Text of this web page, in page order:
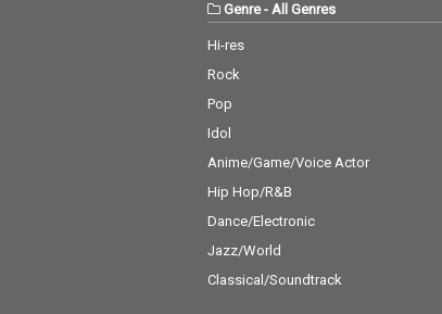
Genre- All Genres
Hi-res
Rock
Pop
Idol
Anime/Game/Voice Actor
Hip Hop/R&B
Dance/Electronic
Jazz/World
Classical/Soundtrack